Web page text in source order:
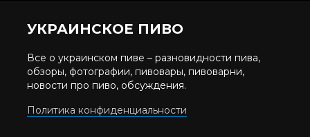
УКРАИНСКОЕ ПИВО
Все о украинском пиве – разновидности пива,
обзоры, фотографии, пивовары, пивоварни,
новости про пиво, обсуждения.
Политика конфиденциальности